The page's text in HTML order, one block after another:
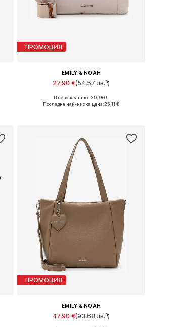
ПРОМОЦИЯ
EMILY & NOAH
27,90 €(54,57 лв.³)
Налични размери: One Size
Първоначално: 39,90 €
Последна най-ниска цена:25,11 €
ПРОМОЦИЯ
EMILY & NOAH
47,90 €(93,68 лв.³)